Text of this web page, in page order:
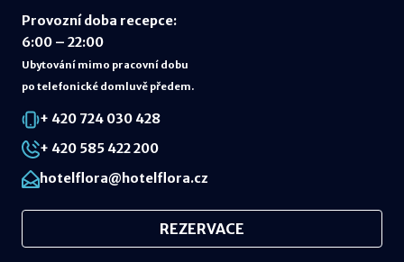
Provozní doba recepce:
6:00 – 22:00
Ubytování mimo pracovní dobu
po telefonické domluvě předem.
+ 420 724 030 428
+ 420 585 422 200
hotelflora@hotelflora.cz
REZERVACE